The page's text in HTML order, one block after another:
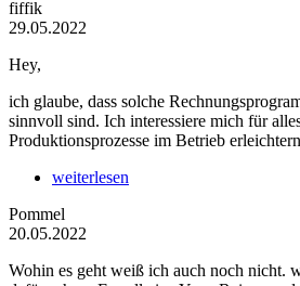
fiffik
29.05.2022
Hey,
ich glaube, dass solche
sinnvoll sind. Ich interessiere mich für
Produktionsprozesse im Betrieb
weiterlesen
Pommel
20.05.2022
Wohin es geht weiß ich auch noch nicht.